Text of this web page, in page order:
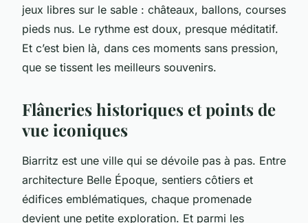
jeux libres sur le sable : châteaux, ballons, courses
pieds nus. Le rythme est doux, presque méditatif.
Et c’est bien là, dans ces moments sans pression,
que se tissent les meilleurs souvenirs.
Flâneries historiques et points de
vue iconiques
Biarritz est une ville qui se dévoile pas à pas. Entre
architecture Belle Époque, sentiers côtiers et
édifices emblématiques, chaque promenade
devient une petite exploration. Et parmi les